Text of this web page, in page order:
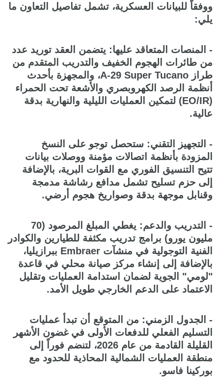
ووفقاً للبيانات العسكرية، تشمل تفاصيل التعاون ما
يلي:
- المنصات المتعاقد عليها: يتضمن العقد توريد عدد
من طائرات الهجوم الخفيف والتدريب المتقدم من
طراز A-29 Super Tucano، والمجهزة بأحدث
أنظمة الرصد الكهروبصري والأشعة تحت الحمراء
(EO/IR) لتمكين العمليات الليلية والنهارية بدقة
عالية.
- التجهيز التقني: ستحصل توجو على النسخ
المزودة بأنظمة اتصالات مؤمنة ووصلات بيانات
تتيح التنسيق الفوري مع القوات البرية، بالإضافة
إلى حزم تسليح تشمل مدافع رشاشة مدمجة
وقنابل موجهة بدقة وصواريخ هجوم أرضي.
- التدريب والدعم: يغطي المبلغ المرصود (70
مليون يورو) برامج تدريب مكثفة للطيارين والكوادر
الفنية التوجولية في منشآت Embraer ببرازيليا،
بالإضافة إلى إنشاء مركز صيانة محلي في قاعدة
"لومي" الجوية لضمان استدامة العمليات وتقليل
الاعتماد على الدعم الخارجي طويل الأمد.
- الجدول الزمني: من المتوقع أن تبدأ عمليات
التسليم الفعلي للدفعات الأولى في غضون الأشهر
القليلة القادمة من عام 2026، لتنضم فوراً إلى
منطقة العمليات الشمالية المحاذية للحدود مع
بوركينا فاسو.